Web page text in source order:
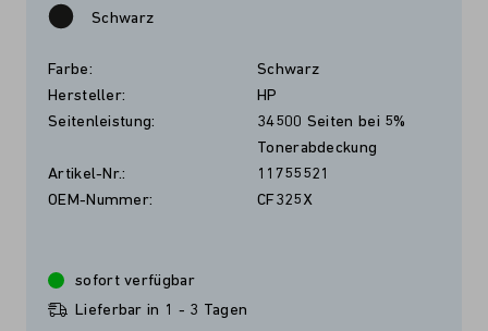
Schwarz
Farbe:
Schwarz
Hersteller:
HP
Seitenleistung:
34500 Seiten bei 5%
Tonerabdeckung
Artikel-Nr.:
11755521
OEM-Nummer:
CF325X
sofort verfügbar
Lieferbar in 1 - 3 Tagen